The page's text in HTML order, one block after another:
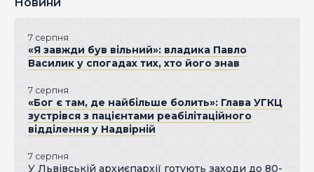
7 серпня
«Я завжди був вільний»: владика Павло
Василик у спогадах тих, хто його знав
7 серпня
«Бог є там, де найбільше болить»: Глава УГКЦ
зустрівся з пацієнтами реабілітаційного
відділення у Надвірній
7 серпня
У Львівській архиєпархії готують заходи до 80-